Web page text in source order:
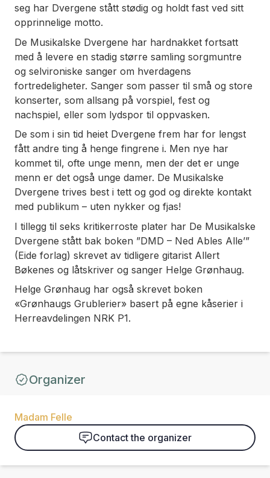
seg har Dvergene stått stødig og holdt fast ved sitt
opprinnelige motto.
De Musikalske Dvergene har hardnakket fortsatt
med å levere en stadig større samling sorgmuntre
og selvironiske sanger om hverdagens
fortredeligheter. Sanger som passer til små og store
konserter, som allsang på vorspiel, fest og
nachspiel, eller som lydspor til oppvasken.
De som i sin tid heiet Dvergene frem har for lengst
fått andre ting å henge fingrene i. Men nye har
kommet til, ofte unge menn, men der det er unge
menn er det også unge damer. De Musikalske
Dvergene trives best i tett og god og direkte kontakt
med publikum – uten nykker og fjas!
I tillegg til seks kritikerroste plater har De Musikalske
Dvergene stått bak boken ”DMD – Ned Ables Alle’”
(Eide forlag) skrevet av tidligere gitarist Allert
Bøkenes og låtskriver og sanger Helge Grønhaug.
Helge Grønhaug har også skrevet boken
«Grønhaugs Grublerier» basert på egne kåserier i
Herreavdelingen NRK P1.
Organizer
Madam Felle
Contact the organizer